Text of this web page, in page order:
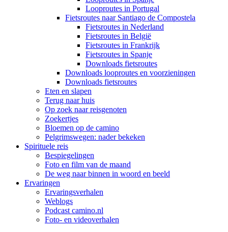
Looproutes in Portugal
Fietsroutes naar Santiago de Compostela
Fietsroutes in Nederland
Fietsroutes in België
Fietsroutes in Frankrijk
Fietsroutes in Spanje
Downloads fietsroutes
Downloads looproutes en voorzieningen
Downloads fietsroutes
Eten en slapen
Terug naar huis
Op zoek naar reisgenoten
Zoekertjes
Bloemen op de camino
Pelgrimswegen: nader bekeken
Spirituele reis
Bespiegelingen
Foto en film van de maand
De weg naar binnen in woord en beeld
Ervaringen
Ervaringsverhalen
Weblogs
Podcast camino.nl
Foto- en videoverhalen